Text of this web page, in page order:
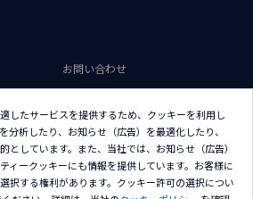
お問い合わせ
クッキー（Cookie）ポリシー
ァレン
したサービスを提供するため、クッキーを利用し
分析したり、お知らせ（広告）を最適化したり、
としています。また、当社では、お知らせ（広告）
ィークッキーにも情報を提供しています。お客様に
択する権利があります。クッキー許可の選択につい